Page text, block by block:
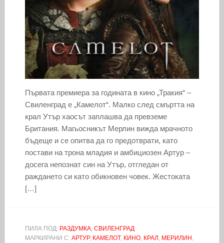
Първата премиера за годината в кино „Тракия“ –
Свиленград е „Камелот“. Малко след смъртта на
крал Утър хаосът заплашва да превземе
Британия. Магьосникът Мерлин вижда мрачното
бъдеще и се опитва да го предотврати, като
постави на трона младия и амбициозен Артур –
досега непознат син на Утър, отгледан от
раждането си като обикновен човек. Жестоката
[…]
ПИЛА ПОД: РАЗДУМКА, СВИЛЕНГРАД
МАРКИРАНИ С: АРТУР, КАМЕЛОТ, КИНО, КРАЛ , МЕРИЛИН ,